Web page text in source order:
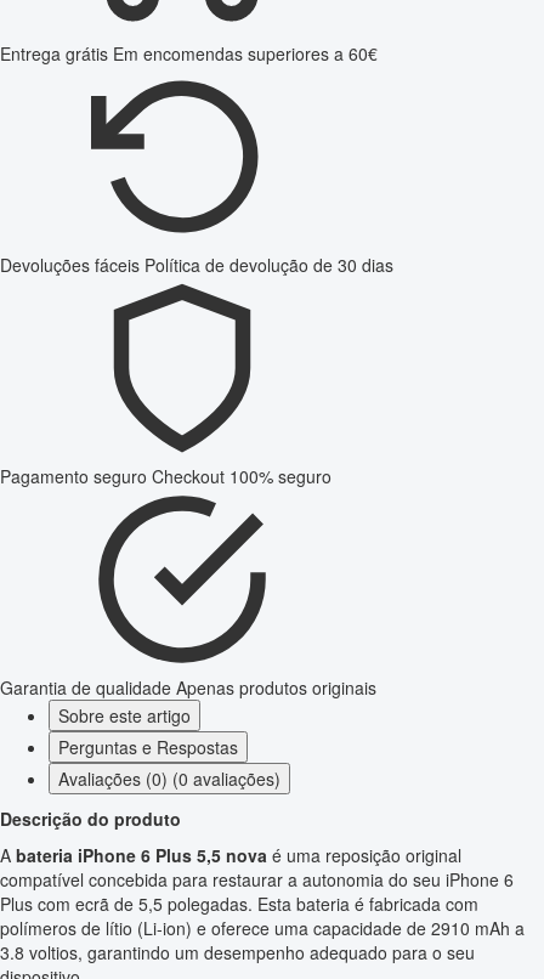
Entrega grátis Em encomendas superiores a 60€
Devoluções fáceis Política de devolução de 30 dias
Pagamento seguro Checkout 100% seguro
Garantia de qualidade Apenas produtos originais
Sobre este artigo
Perguntas e Respostas
Avaliações (0) (0 avaliações)
Descrição do produto
A bateria iPhone 6 Plus 5,5 nova é uma reposição original
compatível concebida para restaurar a autonomia do seu iPhone 6
Plus com ecrã de 5,5 polegadas. Esta bateria é fabricada com
polímeros de lítio (Li-ion) e oferece uma capacidade de 2910 mAh a
3.8 voltios, garantindo um desempenho adequado para o seu